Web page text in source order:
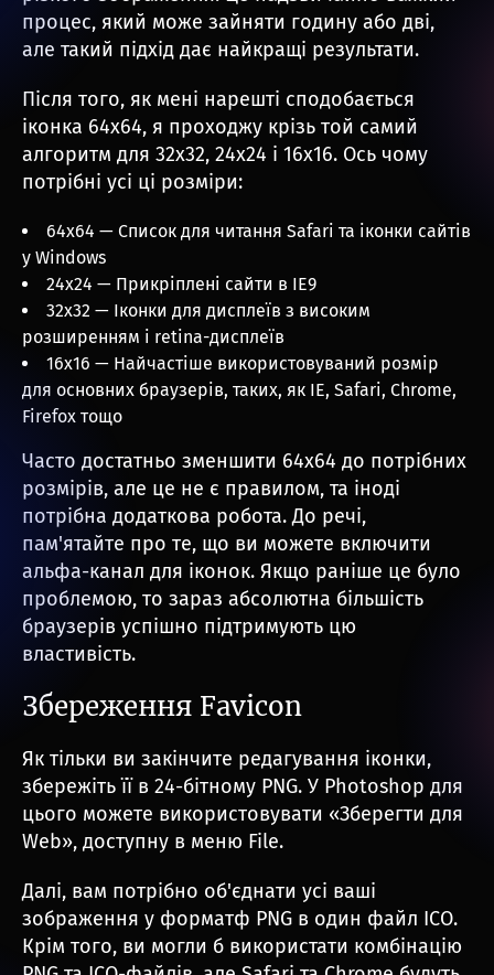
процес, який може зайняти годину або дві,
але такий підхід дає найкращі результати.
Після того, як мені нарешті сподобається
іконка 64х64, я проходжу крізь той самий
алгоритм для 32х32, 24х24 і 16х16. Ось чому
потрібні усі ці розміри:
64х64 — Список для читання Safari та іконки сайтів
у Windows
24х24 — Прикріплені сайти в IE9
32х32 — Іконки для дисплеїв з високим
розширенням і retina-дисплеїв
16х16 — Найчастіше використовуваний розмір
для основних браузерів, таких, як IE, Safari, Chrome,
Firefox тощо
Часто достатньо зменшити 64х64 до потрібних
розмірів, але це не є правилом, та іноді
потрібна додаткова робота. До речі,
пам'ятайте про те, що ви можете включити
альфа-канал для іконок. Якщо раніше це було
проблемою, то зараз абсолютна більшість
браузерів успішно підтримують цю
властивість.
Збереження Favicon
Як тільки ви закінчите редагування іконки,
збережіть її в 24-бітному PNG. У Photoshop для
цього можете використовувати «Зберегти для
Web», доступну в меню File.
Далі, вам потрібно об'єднати усі ваші
зображення у форматф PNG в один файл ICO.
Крім того, ви могли б використати комбінацію